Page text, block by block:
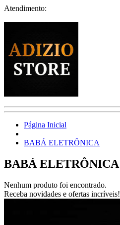
Atendimento:
Página Inicial
BABÁ ELETRÔNICA
BABÁ ELETRÔNICA
Nenhum produto foi encontrado.
Receba novidades e ofertas incríveis!